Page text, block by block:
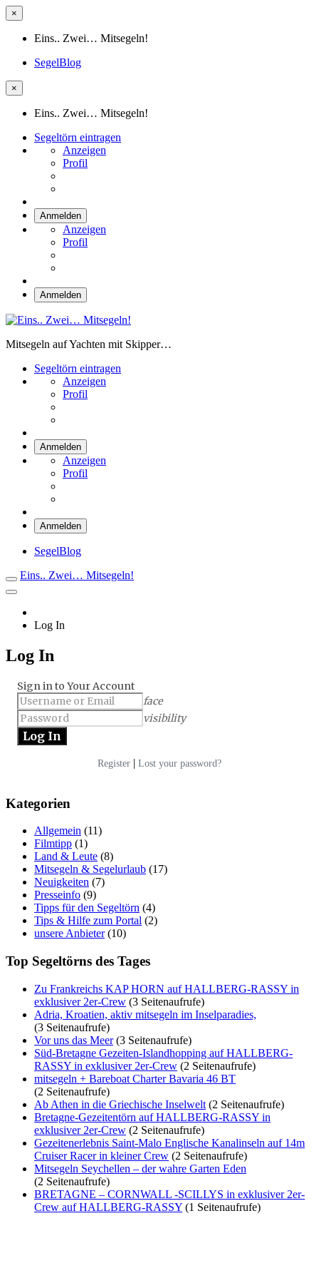
×
Eins.. Zwei… Mitsegeln!
SegelBlog
×
Eins.. Zwei… Mitsegeln!
Segeltörn eintragen
Anzeigen
Profil
Anmelden
Anzeigen
Profil
Anmelden
Mitsegeln auf Yachten mit Skipper…
Segeltörn eintragen
Anzeigen
Profil
Anmelden
Anzeigen
Profil
Anmelden
SegelBlog
Eins.. Zwei… Mitsegeln!
Log In
Log In
Sign in to Your Account
face
visibility
Register | Lost your password?
Kategorien
Allgemein (11)
Filmtipp (1)
Land & Leute (8)
Mitsegeln & Segelurlaub (17)
Neuigkeiten (7)
Presseinfo (9)
Tipps für den Segeltörn (4)
Tips & Hilfe zum Portal (2)
unsere Anbieter(10)
Top Segeltörns des Tages
Zu Frankreichs KAP HORN auf HALLBERG-RASSY in
exklusiver 2er-Crew (3 Seitenaufrufe)
Adria, Kroatien, aktiv mitsegeln im Inselparadies,
(3 Seitenaufrufe)
Vor uns das Meer(3 Seitenaufrufe)
Süd-Bretagne Gezeiten-Islandhopping auf HALLBERG-
RASSY in exklusiver 2er-Crew (2 Seitenaufrufe)
mitsegeln + Bareboat Charter Bavaria 46 BT
(2 Seitenaufrufe)
Ab Athen in die Griechische Inselwelt (2 Seitenaufrufe)
Bretagne-Gezeitentörn auf HALLBERG-RASSY in
exklusiver 2er-Crew (2 Seitenaufrufe)
Gezeitenerlebnis Saint-Malo Englische Kanalinseln auf 14m
Cruiser Racer in kleiner Crew (2 Seitenaufrufe)
Mitsegeln Seychellen – der wahre Garten Eden
(2 Seitenaufrufe)
BRETAGNE – CORNWALL -SCILLYS in exklusiver 2er-
Crew auf HALLBERG-RASSY (1 Seitenaufrufe)